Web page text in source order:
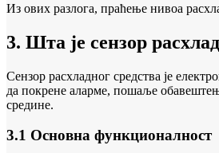
Из ових разлога, праћење нивоа
3. Шта је сензор
Сензор расхладног средства је
да покрене аларме, пошаље
средине.
3.1 Основна функционалност